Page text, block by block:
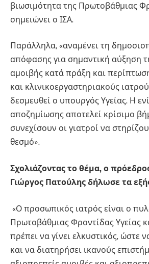
βιωσιμότητα της Πρωτοβάθμιας
σημειώνει ο ΙΣΑ.
Παράλληλα, «αναμένει τη
απόφασης για σημαντική αύξηση
αμοιβής κατά πράξη και
και κλινικοεργαστηριακούς
δεσμευθεί ο υπουργός Υγείας. Η
αποζημίωσης αποτελεί κρίσιμο
συνεχίσουν οι γιατροί να
θεσμό».
Σχολιάζοντας το θέμα, ο
Γιώργος Πατούλης δήλωσε τα
«Ο προσωπικός ιατρός είναι ο
Πρωτοβάθμιας Φροντίδας Υγείας
πρέπει να γίνει ελκυστικός, ώστε
και να διατηρήσει ικανούς